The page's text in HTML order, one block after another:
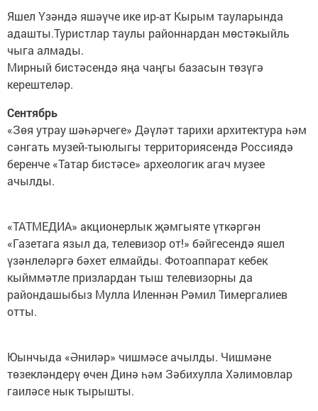
Яшел Үзәндә яшәүче ике ир-ат Кырым тауларында
адашты.Туристлар таулы районнардан мөстәкыйль
чыга алмады.
Мирный бистәсендә яңа чаңгы базасын төзүгә
керештеләр.
Сентябрь
«Зөя утрау шәһәрчеге» Дәүләт тарихи архитектура һәм
сәнгать музей-тыюлыгы территориясендә Россиядә
беренче «Татар бистәсе» археологик агач музее
ачылды.
«ТАТМЕДИА» акционерлык җәмгыяте үткәргән
«Газетага языл да, телевизор от!» бәйгесендә яшел
үзәнлеләргә бәхет елмайды. Фотоаппарат кебек
кыйммәтле призлардан тыш телевизорны да
райондашыбыз Мулла Иленнән Рәмил Тимергалиев
отты.
Юынчыда «Әниләр» чишмәсе ачылды. Чишмәне
төзекләндерү өчен Динә һәм Зәбихулла Хәлимовлар
гаиләсе нык тырышты.